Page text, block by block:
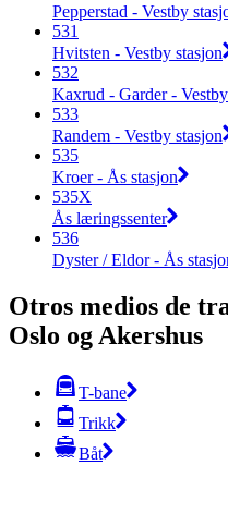
Pepperstad - Vestby
531
Hvitsten - Vestby stasjon
532
Kaxrud - Garder -
533
Randem - Vestby stasjon
535
Kroer - Ås stasjon
535X
Ås læringssenter
536
Dyster / Eldor - Ås
Otros medios de
Oslo og Akershus
T-bane
Trikk
Båt